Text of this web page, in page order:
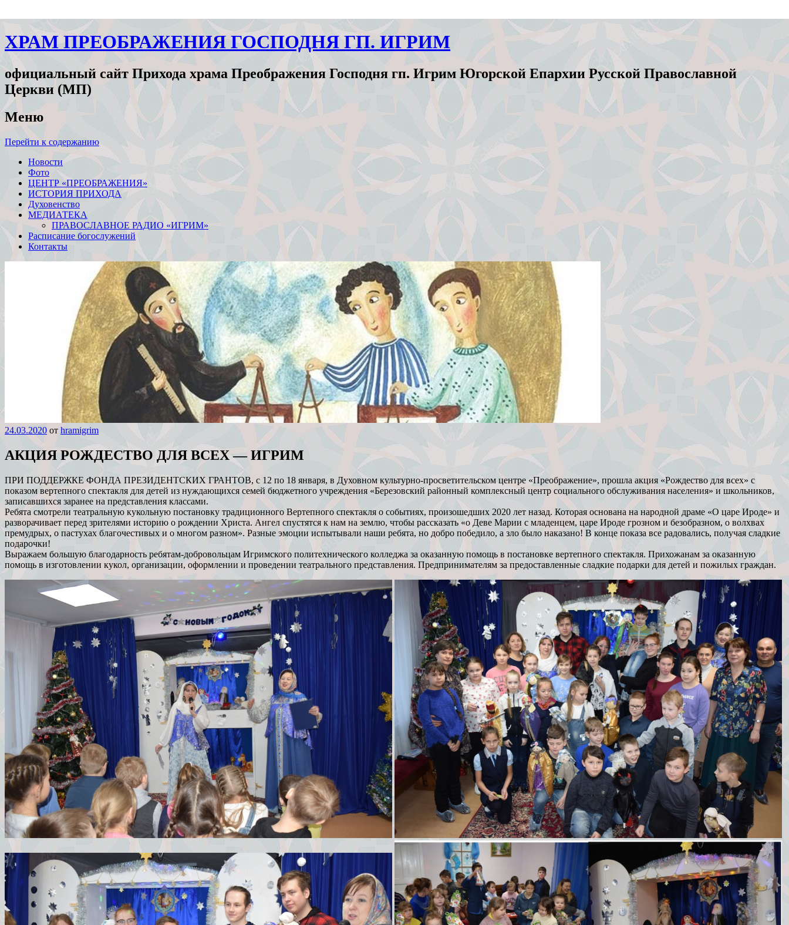
ХРАМ ПРЕОБРАЖЕНИЯ ГОСПОДНЯ ГП. ИГРИМ
официальный сайт Прихода храма Преображения Господня гп. Игрим Югорской Епархии Русской Православной
Церкви (МП)
Меню
Перейти к содержанию
Новости
Фото
ЦЕНТР «ПРЕОБРАЖЕНИЯ»
ИСТОРИЯ ПРИХОДА
Духовенство
МЕДИАТЕКА
ПРАВОСЛАВНОЕ РАДИО «ИГРИМ»
Расписание богослужений
Контакты
24.03.2020 от hramigrim
АКЦИЯ РОЖДЕСТВО ДЛЯ ВСЕХ — ИГРИМ
ПРИ ПОДДЕРЖКЕ ФОНДА ПРЕЗИДЕНТСКИХ ГРАНТОВ, с 12 по 18 января, в Духовном культурно-просветительском центре «Преображение», прошла акция «Рождество для всех» с
показом вертепного спектакля для детей из нуждающихся семей бюджетного учреждения «Березовский районный комплексный центр социального обслуживания населения» и школьников,
записавшихся заранее на представления классами.
Ребята смотрели театральную кукольную постановку традиционного Вертепного спектакля о событиях, произошедших 2020 лет назад. Которая основана на народной драме «О царе Ироде» и
разворачивает перед зрителями историю о рождении Христа. Ангел спустятся к нам на землю, чтобы рассказать «о Деве Марии с младенцем, царе Ироде грозном и безобразном, о волхвах
премудрых, о пастухах благочестивых и о многом разном». Разные эмоции испытывали наши ребята, но добро победило, а зло было наказано! В конце показа все радовались, получая сладкие
подарочки!
Выражаем большую благодарность ребятам-добровольцам Игримского политехнического колледжа за оказанную помощь в постановке вертепного спектакля. Прихожанам за оказанную
помощь в изготовлении кукол, организации, оформлении и проведении театрального представления. Предпринимателям за предоставленные сладкие подарки для детей и пожилых граждан.